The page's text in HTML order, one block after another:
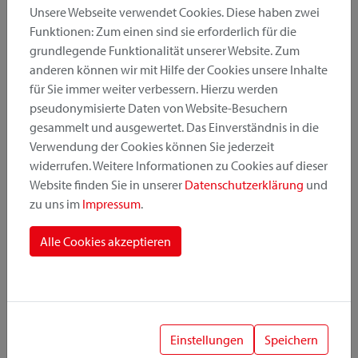
Produktkategorie
Montageposition
Befestigungssystem
Unsere Webseite verwendet Cookies. Diese haben zwei
Funktionen: Zum einen sind sie erforderlich für die
grundlegende Funktionalität unserer Website. Zum
anderen können wir mit Hilfe der Cookies unsere Inhalte
für Sie immer weiter verbessern. Hierzu werden
pseudonymisierte Daten von Website-Besuchern
gesammelt und ausgewertet. Das Einverständnis in die
Verwendung der Cookies können Sie jederzeit
widerrufen. Weitere Informationen zu Cookies auf dieser
Website finden Sie in unserer Datenschutzerklärung und
zu uns im Impressum.
Alle Cookies akzeptieren
Einstellungen Speichern